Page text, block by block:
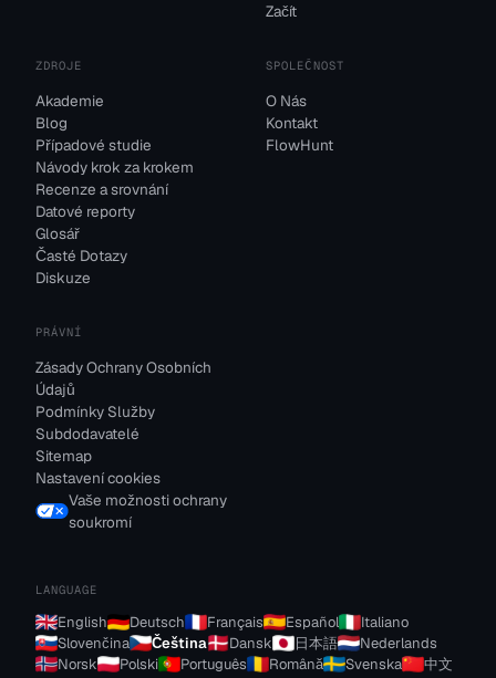
Začít
ZDROJE
Akademie
Blog
Případové studie
Návody krok za krokem
Recenze a srovnání
Datové reporty
Glosář
Časté Dotazy
Diskuze
SPOLEČNOST
O Nás
Kontakt
FlowHunt
PRÁVNÍ
Zásady Ochrany Osobních
Údajů
Podmínky Služby
Subdodavatelé
Sitemap
Nastavení cookies
Vaše možnosti ochrany
soukromí
LANGUAGE
English Deutsch Français Español
Italiano
Slovenčina
Čeština Dansk 日本語
Nederlands
Norsk
Polski Português Română Svenska 中文